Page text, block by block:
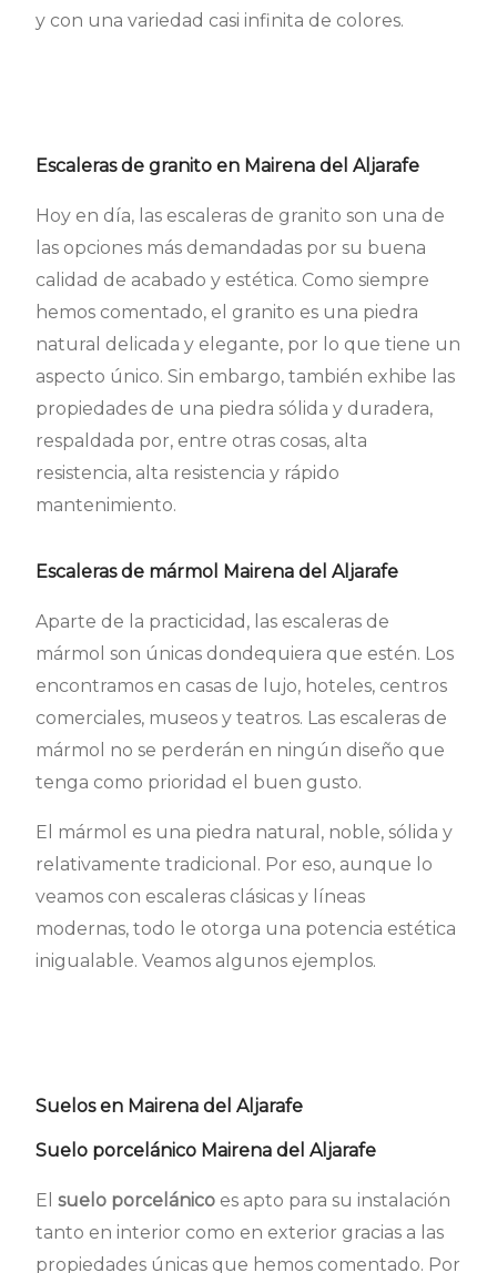
y con una variedad casi infinita de colores.
Escaleras de granito en Mairena del Aljarafe
Hoy en día, las escaleras de granito son una de
las opciones más demandadas por su buena
calidad de acabado y estética. Como siempre
hemos comentado, el granito es una piedra
natural delicada y elegante, por lo que tiene un
aspecto único. Sin embargo, también exhibe las
propiedades de una piedra sólida y duradera,
respaldada por, entre otras cosas, alta
resistencia, alta resistencia y rápido
mantenimiento.
Escaleras de mármol Mairena del Aljarafe
Aparte de la practicidad, las escaleras de
mármol son únicas dondequiera que estén. Los
encontramos en casas de lujo, hoteles, centros
comerciales, museos y teatros. Las escaleras de
mármol no se perderán en ningún diseño que
tenga como prioridad el buen gusto.
El mármol es una piedra natural, noble, sólida y
relativamente tradicional. Por eso, aunque lo
veamos con escaleras clásicas y líneas
modernas, todo le otorga una potencia estética
inigualable. Veamos algunos ejemplos.
Suelos en Mairena del Aljarafe
Suelo porcelánico Mairena del Aljarafe
Elsuelo porcelánico es apto para su instalación
tanto en interior como en exterior gracias a las
propiedades únicas que hemos comentado. Por